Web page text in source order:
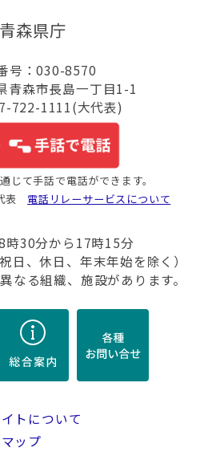
青森県庁
号：030-8570
青森市長島一丁目1-1
722-1111(大代表)
じて手話で電話ができます。
表 電話リレーサービスについて
時30分から17時15分
日、休日、年末年始を除く）
なる組織、施設があります。
トについて
ップ